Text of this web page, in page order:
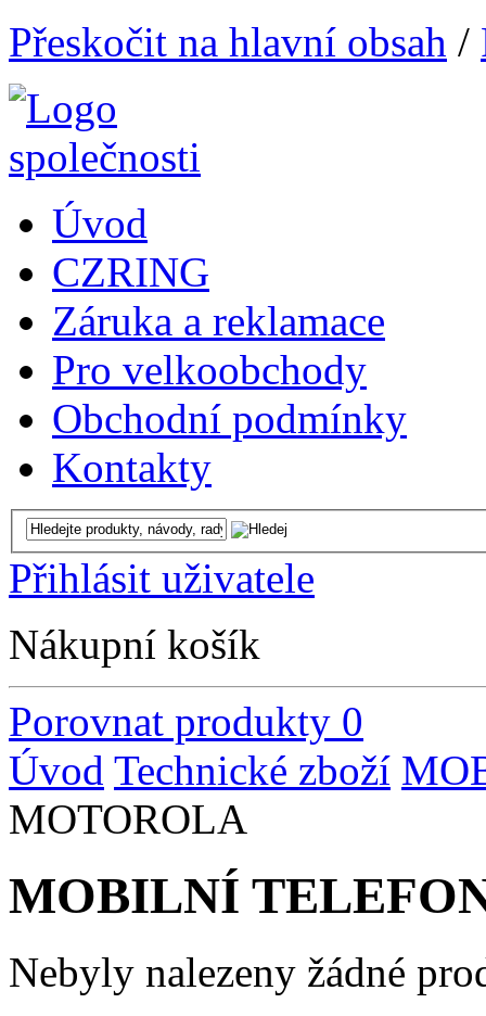
Přeskočit na hlavní obsah /
Úvod
CZRING
Záruka a reklamace
Pro velkoobchody
Obchodní podmínky
Kontakty
Přihlásit uživatele
Nákupní košík
Porovnat produkty 0
Úvod Technické zboží
MOTOROLA
MOBILNÍ
Nebyly nalezeny žádné